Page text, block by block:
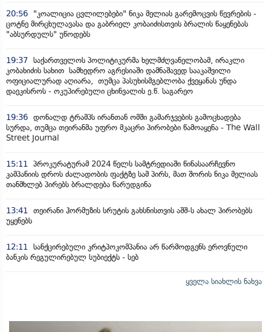
20:56
"კოალიცია ცვლილებები" ნიკა მელიას გარემოცვის წევრების -
ცოტნე მირცხულავასა და გაბრიელ კობაიძისთვის ბრალის წაყენებას
"აბსურდულს" უწოდებს
19:37 საქართველოს პოლიტიკურმა ხელმძღვანელობამ, ირაკლი
კობახიძის სახით სამხედრო აგრესიაში დამნაშავედ სააკაშვილი
ოფიციალურად აღიარა, თუმცა პასუხისმგებლობა ქვეყანას უნდა
დაეკისროს - ოკუპირებული ცხინვალის ე.წ. საგარეო
19:36 დონალდ ტრამპს ირანთან ომში გამარჯვების გამოცხადება
სურდა, თუმცა თეირანმა უფრო მკაცრი პირობები წამოაყენა - The Wall
Street Journal
15:11
პროკურატურამ 2024 წელს სამტრედიაში წინასაარჩევნო
კამპანიის დროს ძალადობის ფაქტზე სამ პირს, მათ შორის ნიკა მელიას
თანმხლებ პირებს ბრალდება წარუდგინა
13:41
თეირანი ჰორმუზის სრუტის გახსნისთვის აშშ-ს ახალ პირობებს
უყენებს
12:11
სანქცირებული კრიტპოკომპანია არ წარმოდგენს ეროვნული
ბანკის რეგულირებულ სუბიექტს - სებ
ყველა სიახლის ნახვა